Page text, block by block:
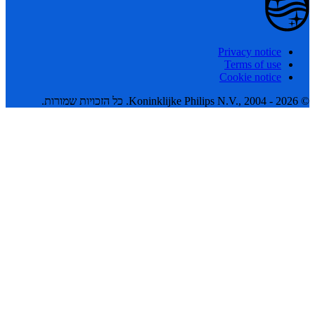
Privacy notice
Terms of use
Cookie notice